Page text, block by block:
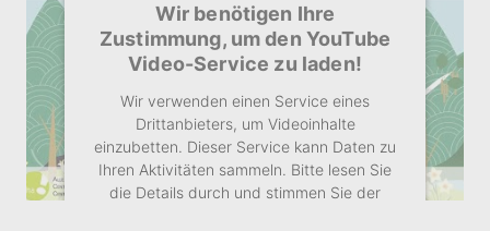
Wir benötigen Ihre
Zustimmung, um den YouTube
Video-Service zu laden!
Wir verwenden einen Service eines
Drittanbieters, um Videoinhalte
einzubetten. Dieser Service kann Daten zu
Ihren Aktivitäten sammeln. Bitte lesen Sie
die Details durch und stimmen Sie der